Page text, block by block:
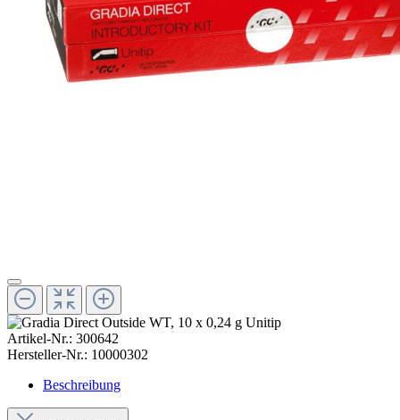
Artikel-Nr.: 300642
Hersteller-Nr.: 10000302
Beschreibung